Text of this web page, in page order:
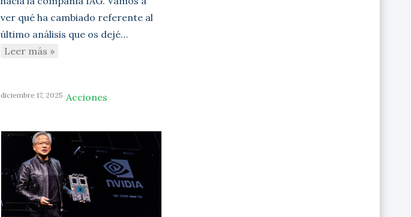
ver qué ha cambiado referente al
último análisis que os dejé…
Leer más »
diciembre 17, 2025 Acciones